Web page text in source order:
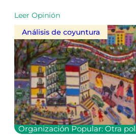
Leer Opinión
Análisis de coyuntura
Organización Popular: Otra